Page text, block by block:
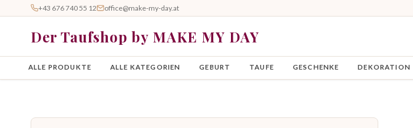
+43 676 740 55 12 office@make-my-day.at
Der Taufshop by MAKE MY DAY
ALLE PRODUKTE ALLE KATEGORIEN GEBURT TAUFE GESCHENKE DEKORATION